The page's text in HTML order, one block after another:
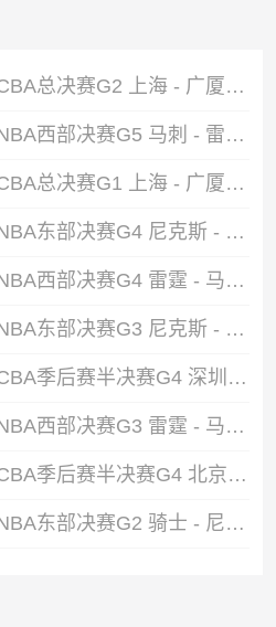
2026年05月28日CBA总决赛G2 上海 - 广厦 全场录像
2026年05月27日NBA西部决赛G5 马刺 - 雷霆 全场录像
2026年05月26日CBA总决赛G1 上海 - 广厦 全场录像
2026年05月26日NBA东部决赛G4 尼克斯 - 骑士 全场录像
2026年05月25日NBA西部决赛G4 雷霆 - 马刺 全场录像
2026年05月24日NBA东部决赛G3 尼克斯 - 骑士 全场录像
2026年05月23日CBA季后赛半决赛G4 深圳 - 广厦 全场录像
2026年05月23日NBA西部决赛G3 雷霆 - 马刺 全场录像
2026年05月22日CBA季后赛半决赛G4 北京 - 上海 全场录像
2026年05月22日NBA东部决赛G2 骑士 - 尼克斯 全场录像